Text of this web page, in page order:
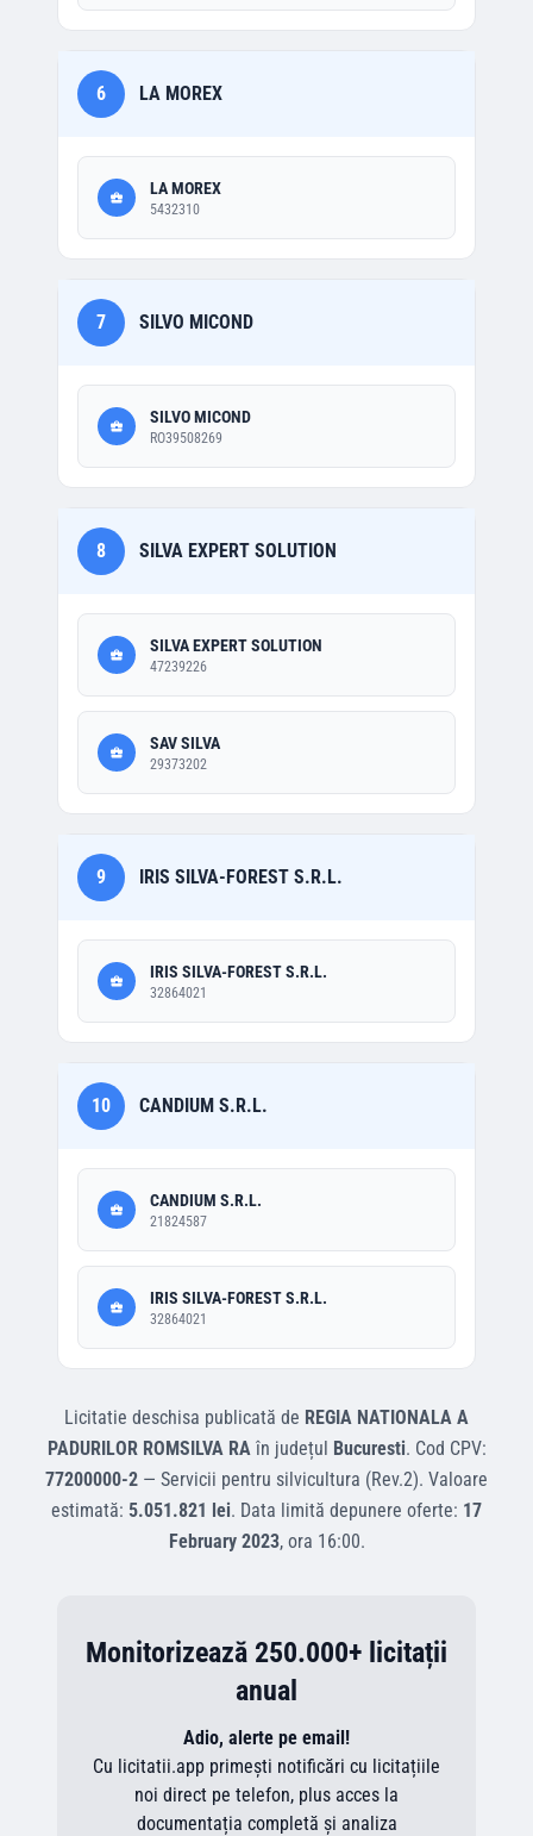
6 LA MOREX
LA MOREX
5432310
7 SILVO MICOND
SILVO MICOND
RO39508269
8 SILVA EXPERT SOLUTION
SILVA EXPERT SOLUTION
47239226
SAV SILVA
29373202
9 IRIS SILVA-FOREST S.R.L.
IRIS SILVA-FOREST S.R.L.
32864021
10 CANDIUM S.R.L.
CANDIUM S.R.L.
21824587
IRIS SILVA-FOREST S.R.L.
32864021
Licitatie deschisa publicată de REGIA NATIONALA A
PADURILOR ROMSILVA RAîn județul Bucuresti. Cod CPV:
77200000-2 — Servicii pentru silvicultura (Rev.2). Valoare
estimată: 5.051.821 lei. Data limită depunere oferte: 17
February 2023, ora 16:00.
Monitorizează 250.000+ licitații
anual
Adio, alerte pe email!
Cu licitatii.app primești notificări cu licitațiile
noi direct pe telefon, plus acces la
documentația completă și analiza